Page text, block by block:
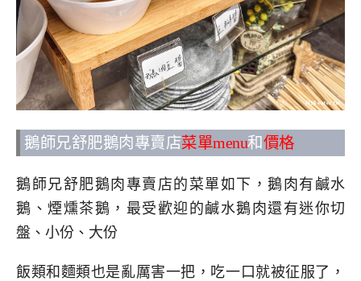
鵝師兄舒肥鵝肉專賣店菜單menu和價格
鵝師兄舒肥鵝肉專賣店的菜單如下，鵝肉有鹹水
鵝、煙燻茶鵝，最受歡迎的鹹水鵝肉還有迷你切
盤、小份、大份
飯類和麵類也是亂厲害一把，吃一口就被征服了，